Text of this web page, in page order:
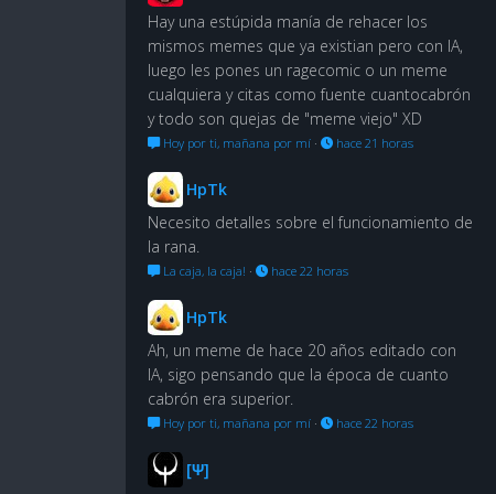
Hay una estúpida manía de rehacer los
mismos memes que ya existian pero con IA,
luego les pones un ragecomic o un meme
cualquiera y citas como fuente cuantocabrón
y todo son quejas de "meme viejo" XD
Hoy por ti, mañana por mí · hace 21 horas
HpTk
Necesito detalles sobre el funcionamiento de
la rana.
La caja, la caja! · hace 22 horas
HpTk
Ah, un meme de hace 20 años editado con
IA, sigo pensando que la época de cuanto
cabrón era superior.
Hoy por ti, mañana por mí · hace 22 horas
[Ψ]